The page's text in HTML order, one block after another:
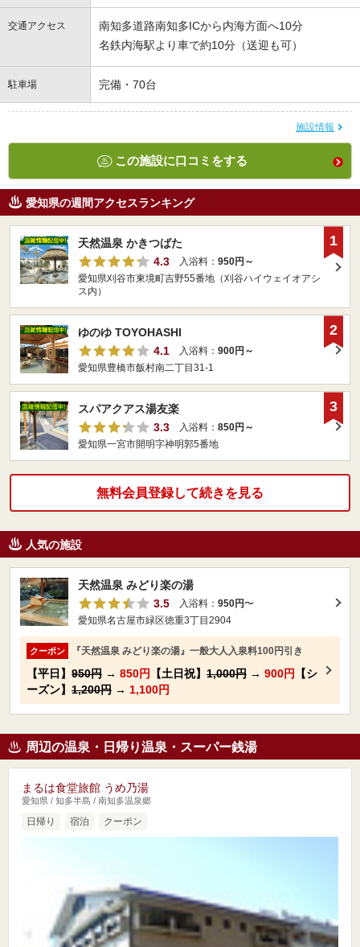
交通アクセス
南知多道路南知多ICから内海方面へ10分
名鉄内海駅より車で約10分（送迎も可）
駐車場 完備・70台
施設情報
この施設に口コミをする
愛知県の週間アクセスランキング
天然温泉 かきつばた
4.3
入浴料： 950円～
愛知県刈谷市東境町吉野55番地（刈谷ハイウェイオアシ
ス内）
1
ゆのゆ TOYOHASHI
4.1
入浴料： 900円～
愛知県豊橋市飯村南二丁目31-1
2
スパアクアス湯友楽
3.3
入浴料： 850円～
愛知県一宮市開明字神明郭5番地
3
無料会員登録して続きを見る
人気の施設
天然温泉 みどり楽の湯
3.5
入浴料： 950円〜
愛知県名古屋市緑区徳重3丁目2904
クーポン 『天然温泉 みどり楽の湯』一般大人入泉料100円引き
【平日】 950円 → 850円 【土日祝】 1,000円 → 900円
【シ
ーズン】 1,200円 → 1,100円
周辺の温泉・日帰り温泉・スーパー銭湯
まるは食堂旅館 うめ乃湯
愛知県 / 知多半島 / 南知多温泉郷
日帰り 宿泊 クーポン